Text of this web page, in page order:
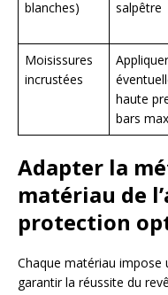
blanches)
salpêtre
Moisissures
incrustées
haute
bars
Adapter la
matériau de
protection
Chaque matériau
garantir la réussite du